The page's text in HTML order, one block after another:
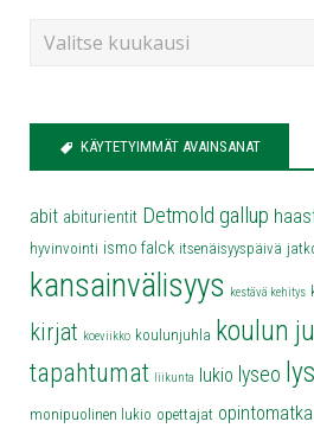
KÄYTETYIMMÄT AVAINSANAT
abit abiturientit Detmold gallup
hyvinvointi ismo falck itsenäisyyspäivä
kansainvälisyys kestävä kehitys
kirjat koeviikko koulunjuhla koulun
tapahtumat liikunta lukio lyseo
monipuolinen lukio opettajat opintomatka